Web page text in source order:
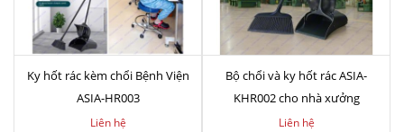
Ky hốt rác kèm chổi Bệnh Viện
ASIA-HR003
Liên hệ
Bộ chổi và ky hốt rác ASIA-
KHR002 cho nhà xưởng
Liên hệ